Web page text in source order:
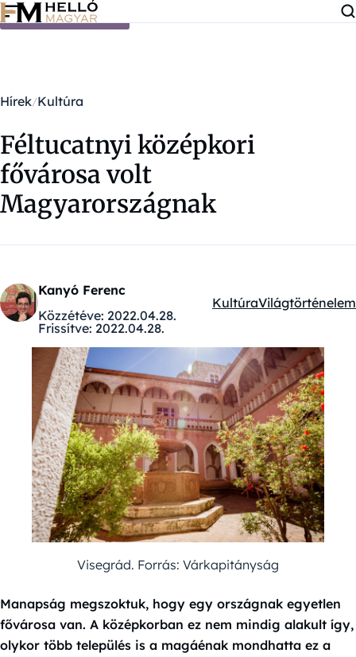
Ugrás a tartalomra
Hírek Kultúra
Féltucatnyi középkori
fővárosa volt
Magyarországnak
Kanyó Ferenc
Közzétéve: 2022.04.28.
Frissítve: 2022.04.28.
Kategóriák:
KultúraVilágtörténelem
Visegrád. Forrás: Várkapitányság
Manapság megszoktuk, hogy egy országnak egyetlen
fővárosa van. A középkorban ez nem mindig alakult így,
olykor több település is a magáénak mondhatta ez a